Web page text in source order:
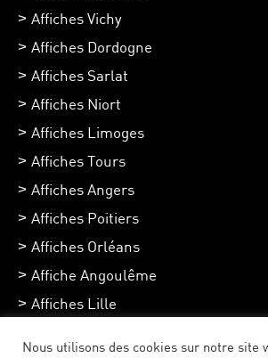
Affiches Vichy
Affiches Dordogne
Affiches Sarlat
Affiches Niort
Affiches Limoges
Affiches Tours
Affiches Angers
Affiches Poitiers
Affiches Orléans
Affiche Angoulême
Affiches Lille
Nous utilisons des cookies sur notre site